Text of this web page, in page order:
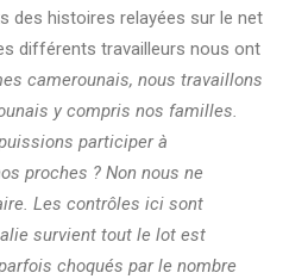
des histoires relayées sur le net
différents travailleurs nous ont
camerounais, nous travaillons
y compris nos familles.
participer à
proches ? Non nous ne
Les contrôles ici sont
survient tout le lot est
choqués par le nombre